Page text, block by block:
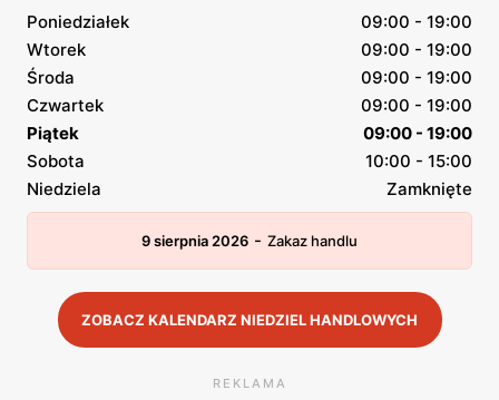
Poniedziałek
09:00 - 19:00
Wtorek
09:00 - 19:00
Środa
09:00 - 19:00
Czwartek
09:00 - 19:00
Piątek
09:00 - 19:00
Sobota
10:00 - 15:00
Niedziela
Zamknięte
9 sierpnia 2026 - Zakaz handlu
ZOBACZ KALENDARZ NIEDZIEL HANDLOWYCH
REKLAMA